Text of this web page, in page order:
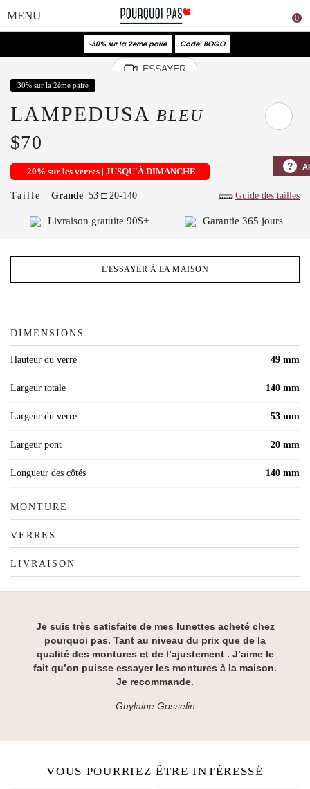
-30% sur la 2eme paire Code: BOGO
0
ESSAYER
30% sur la 2ème paire
LAMPEDUSA BLEU
$70
-20% sur les verres | JUSQU'À DIMANCHE
Taille Guide des tailles
Grande 53 □ 20-140
Livraison gratuite 90$+ Garantie 365 jours
L'ESSAYER À LA MAISON
DIMENSIONS
Hauteur du verre 49 mm
Largeur totale 140 mm
Largeur du verre 53 mm
Largeur pont 20 mm
Longueur des côtés 140 mm
MONTURE
VERRES
LIVRAISON
Je suis très satisfaite de mes lunettes acheté chez
pourquoi pas. Tant au niveau du prix que de la
qualité des montures et de l’ajustement . J’aime le
fait qu’on puisse essayer les montures à la maison.
Je recommande.
Guylaine Gosselin
VOUS POURRIEZ ÊTRE INTÉRESSÉ
?